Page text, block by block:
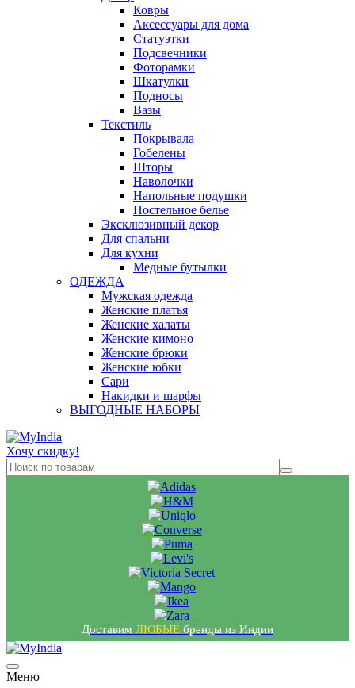
Ковры
Аксессуары для дома
Статуэтки
Подсвечники
Фоторамки
Шкатулки
Подносы
Вазы
Текстиль
Покрывала
Гобелены
Шторы
Наволочки
Напольные подушки
Постельное белье
Эксклюзивный декор
Для спальни
Для кухни
Медные бутылки
ОДЕЖДА
Мужская одежда
Женские платья
Женские халаты
Женские кимоно
Женские брюки
Женские юбки
Сари
Накидки и шарфы
ВЫГОДНЫЕ НАБОРЫ
Хочу скидку!
Доставим ЛЮБЫЕ бренды из Индии
Меню